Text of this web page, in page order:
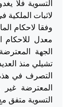
التسوية فلا
لاثبات
معدل للاحكام
الجهة
تشيلي منذ
التصرف في
المعترضة
التسوية متفق